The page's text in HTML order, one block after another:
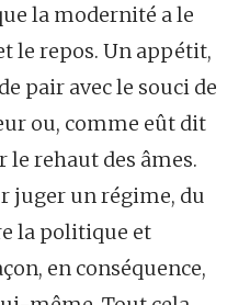
la modernité a le
le repos. Un appétit,
pair avec le souci de
ou, comme eût dit
le rehaut des âmes.
juger un régime, du
la politique et
en conséquence,